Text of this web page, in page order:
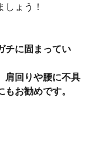
しょう！
チに固まってい
肩回りや腰に不具
お勧めです。